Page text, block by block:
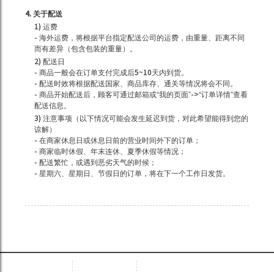
4. 关于配送
1) 运费
- 海外运费，将根据平台指定配送公司的运费，由重量、距离不同
而有差异（包含包装的重量）。
2) 配送日
- 商品一般会在订单支付完成后5~10天内到货。
- 配送时效将根据配送国家、商品库存、通关等情况将会不同。
- 商品开始配送后，顾客可通过邮箱或“我的页面”->“订单详情”查看
配送信息。
3) 注意事项（以下情况可能会发生延迟到货，对此希望能得到您的
谅解）
- 在商家休息日或休息日前的营业时间外下的订单；
- 商家临时休假、年末连休、夏季休假等情况；
- 配送繁忙，或遇到恶劣天气的时候；
- 星期六、星期日、节假日的订单，将在下一个工作日发货。